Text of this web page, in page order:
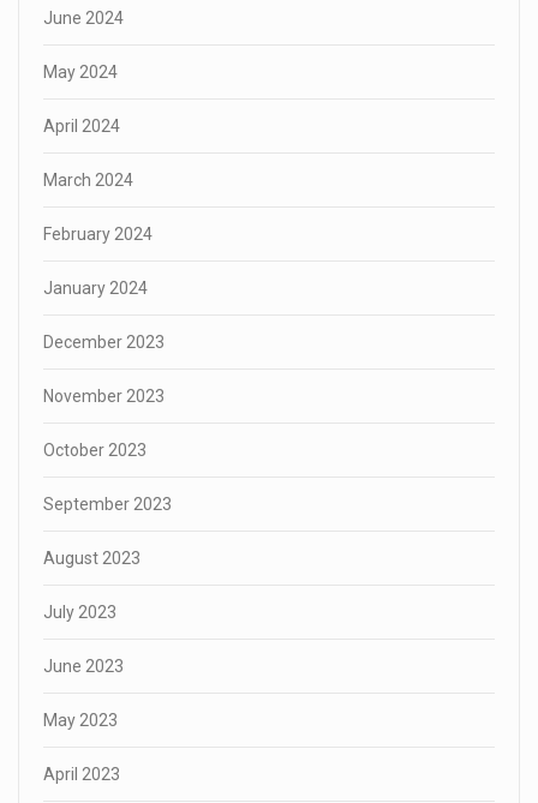
June 2024
May 2024
April 2024
March 2024
February 2024
January 2024
December 2023
November 2023
October 2023
September 2023
August 2023
July 2023
June 2023
May 2023
April 2023